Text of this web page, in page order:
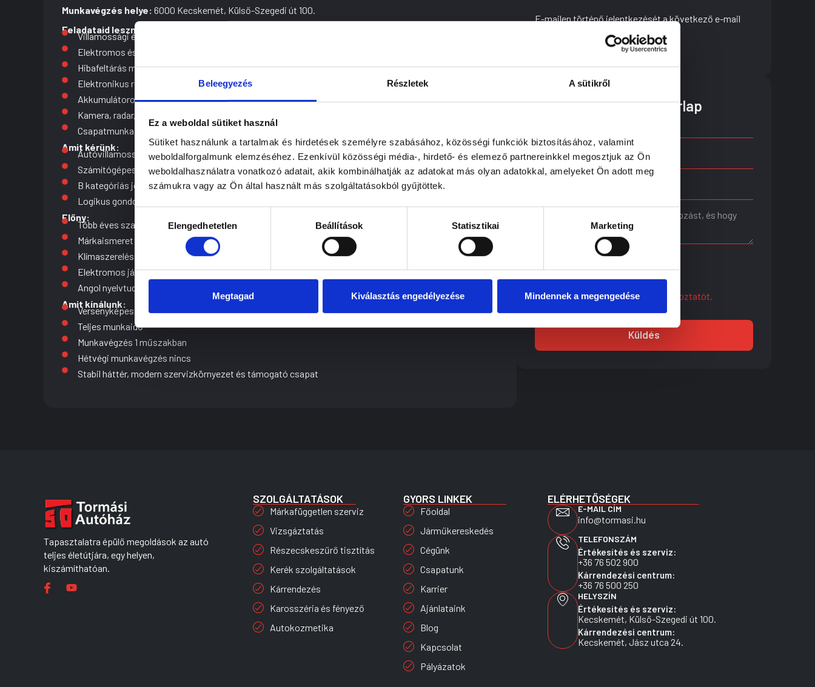
Beleegyezés Részletek A sütikről
Ez a weboldal sütiket használ
Sütiket használunk a tartalmak és hirdetések személyre szabásához, közösségi funkciók biztosításához, valamint
weboldalforgalmunk elemzéséhez. Ezenkívül közösségi média-, hirdető- és elemező partnereinkkel megosztjuk az Ön
weboldalhasználatra vonatkozó adatait, akik kombinálhatják az adatokat más olyan adatokkal, amelyeket Ön adott meg
számukra vagy az Ön által használt más szolgáltatásokból gyűjtöttek.
kiválasztásaElengedhetetlen Beállítások Statisztikai Marketing
Megtagad Kiválasztás engedélyezése Mindennek a megengedése
Munkavégzés helye: 6000 Kecskemét, Külső-Szegedi út 100.
Feladataid lesznek:
Villamossági és elektronikai rendszerek javítása személy- és kishaszongépjárműveken
Elektromos és hibrid járművek diagnosztikája, szervizelése
Hibafeltárás modern diagnosztikai eszközökkel (Bosch, Launch, gyári célműszerek)
Elektronikus rendszerek (ABS, légzsák, világítás, komfort, klíma) javítása
Akkumulátorok, indítómotorok, generátorok cseréje
Kamera, radar, riasztó és egyéb kiegészítők beszerelése
Csapatmunka és együttműködés a szerviz kollégáival
Amit kérünk:
Autóvillamossági szerelő vagy autószerelő végzettség (villamossági érdeklődéssel)
Számítógépes felhasználói szintű tudás (MS Office, böngészők, diagnosztikai szoftverek)
B kategóriás jogositvány
Logikus gondolkodás, jó kommunikáció, precíz és önálló munkavégzés
Előny:
Több éves szakmai tapasztalat
Márkaismeret (Ford, Opel, VW, Peugeot, Suzuki, Toyota)
Klímaszerelési jogosultság
Elektromos járművekhez kapcsolódó tanúsítványok, képzések
Angol nyelvtudás műszaki dokumentációkhoz
Amit kínálunk:
Versenyképes, tapasztalathoz igazodó fizetés
Teljes munkaidő
Munkavégzés 1 műszakban
Hétvégi munkavégzés nincs
Stabil háttér, modern szervizkörnyezet és támogató csapat
E-mailen történő jelentkezését a következő e-mail
info@tormasi.hu
Jelentkezési űrlap
Elfogadom azAdatkezelési tájékoztatót.
Küldés
Tapasztalatra épülő megoldások az autó
teljes életútjára, egy helyen,
kiszámíthatóan.
SZOLGÁLTATÁSOK
Márkafüggetlen szerviz
Vizsgáztatás
Részecskeszűrő tisztítás
Kerék szolgáltatások
Kárrendezés
Karosszéria és fényező
Autokozmetika
GYORS LINKEK
Főoldal
Járműkereskedés
Cégünk
Csapatunk
Karrier
Ajánlataink
Blog
Kapcsolat
Pályázatok
ELÉRHETŐSÉGEK
E-MAIL CÍM
info@tormasi.hu
TELEFONSZÁM
Értékesítés és szerviz:
+36 76 502 900
Kárrendezési centrum:
+36 76 500 250
HELYSZÍN
Értékesítés és szerviz:
Kecskemét, Külső-Szegedi út 100.
Kárrendezési centrum:
Kecskemét, Jász utca 24.